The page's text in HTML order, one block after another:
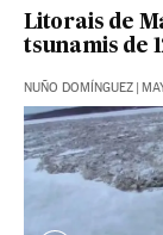
Litorais de
tsunamis de
NUÑO DOMÍNGUEZ |